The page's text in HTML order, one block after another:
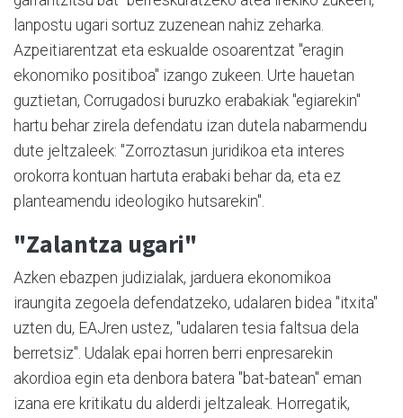
lanpostu ugari sortuz zuzenean nahiz zeharka.
Azpeitiarentzat eta eskualde osoarentzat "eragin
ekonomiko positiboa" izango zukeen. Urte hauetan
guztietan, Corrugadosi buruzko erabakiak "egiarekin"
hartu behar zirela defendatu izan dutela nabarmendu
dute jeltzaleek: "Zorroztasun juridikoa eta interes
orokorra kontuan hartuta erabaki behar da, eta ez
planteamendu ideologiko hutsarekin".
"Zalantza ugari"
Azken ebazpen judizialak, jarduera ekonomikoa
iraungita zegoela defendatzeko, udalaren bidea "itxita"
uzten du, EAJren ustez, "udalaren tesia faltsua dela
berretsiz". Udalak epai horren berri enpresarekin
akordioa egin eta denbora batera "bat-batean" eman
izana ere kritikatu du alderdi jeltzaleak. Horregatik,